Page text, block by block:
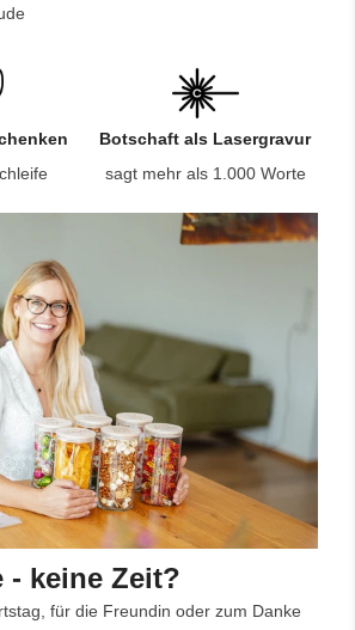
Botschaft als Lasergravur
sagt mehr als 1.000 Worte
- keine Zeit?
für die Freundin oder zum Danke